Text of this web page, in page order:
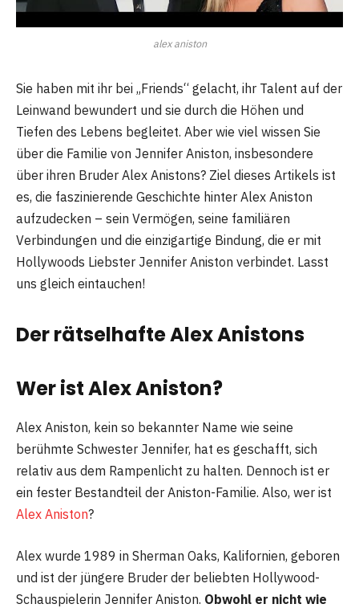
alex aniston
Sie haben mit ihr bei „Friends“ gelacht, ihr Talent auf der
Leinwand bewundert und sie durch die Höhen und
Tiefen des Lebens begleitet. Aber wie viel wissen Sie
über die Familie von Jennifer Aniston, insbesondere
über ihren Bruder Alex Anistons? Ziel dieses Artikels ist
es, die faszinierende Geschichte hinter Alex Aniston
aufzudecken – sein Vermögen, seine familiären
Verbindungen und die einzigartige Bindung, die er mit
Hollywoods Liebster Jennifer Aniston verbindet. Lasst
uns gleich eintauchen!
Der rätselhafte Alex Anistons
Wer ist Alex Aniston?
Alex Aniston, kein so bekannter Name wie seine
berühmte Schwester Jennifer, hat es geschafft, sich
relativ aus dem Rampenlicht zu halten. Dennoch ist er
ein fester Bestandteil der Aniston-Familie. Also, wer ist
Alex Aniston?
Alex wurde 1989 in Sherman Oaks, Kalifornien, geboren
und ist der jüngere Bruder der beliebten Hollywood-
Schauspielerin Jennifer Aniston. Obwohl er nicht wie